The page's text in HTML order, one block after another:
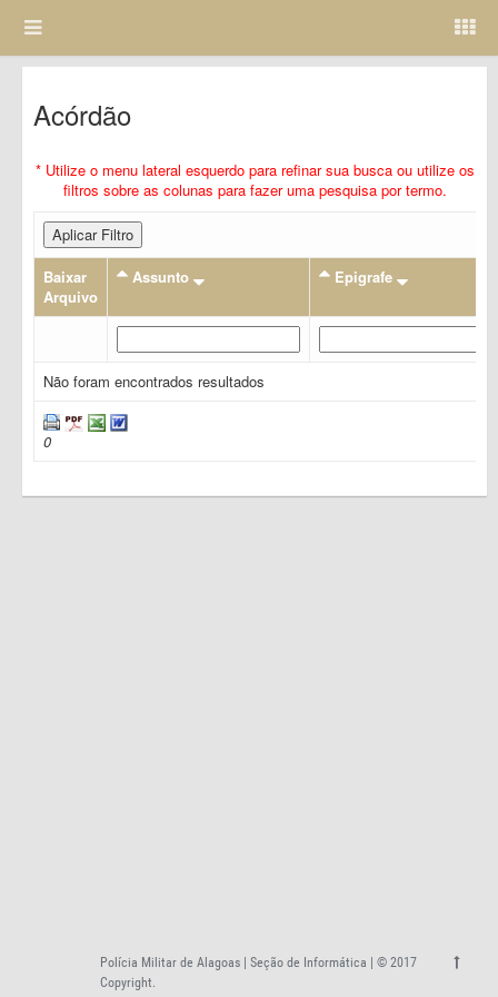
Acórdão
* Utilize o menu lateral esquerdo para refinar sua busca ou utilize os
filtros sobre as colunas para fazer uma pesquisa por termo.
Aplicar Filtro
Baixar
Arquivo
Assunto Epigrafe
Não foram encontrados resultados
0
Polícia Militar de Alagoas | Seção de Informática | © 2017
Copyright.